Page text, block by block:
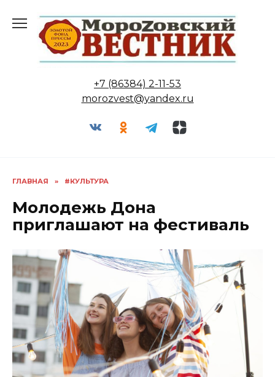
содержанию
+7 (86384) 2-11-53
morozvest@yandex.ru
ГЛАВНАЯ » #КУЛЬТУРА
Молодежь Дона
приглашают на фестиваль